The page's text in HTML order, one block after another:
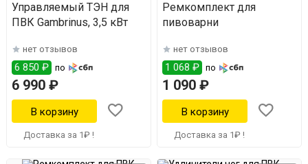
Управляемый ТЭН для
ПВК Gambrinus, 3,5 кВт
нет отзывов
6 850 ₽ по
6 990 ₽
Доставка за 1₽ !
Ремкомплект для
пивоварни
нет отзывов
1 068 ₽ по
1 090 ₽
Доставка за 1₽ !